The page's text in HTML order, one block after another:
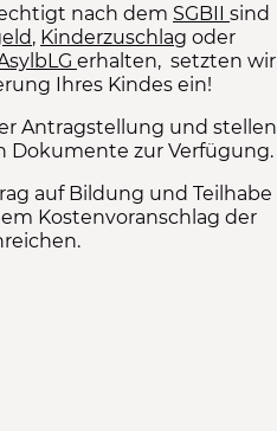
nach dem SGBII sind
, Kinderzuschlag oder
erhalten, setzten wir
Ihres Kindes ein!
Antragstellung und stellen
Dokumente zur Verfügung.
auf Bildung und Teilhabe
Kostenvoranschlag der